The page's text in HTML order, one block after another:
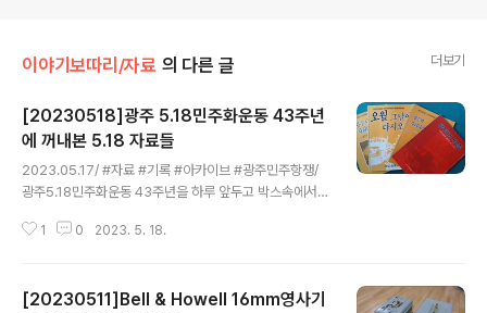
이야기보따리/자료 의 다른 글 더보기
[20230518]광주 5.18민주화운동 43주년
에 꺼내본 5.18 자료들
2023.05.17/ #자료 #기록 #아카이브 #광주민주항쟁/
광주5.18민주화운동 43주년을 하루 앞두고 박스속에서
간한 , 1988년 광주의거자료집1, , 1988년 발간한 광주의
랜 책자에는 역사의 진실이 생생히 담겨 있다. 매년 5월이
1 0 2023. 5. 18.
[20230511]Bell & Howell 16mm영사기